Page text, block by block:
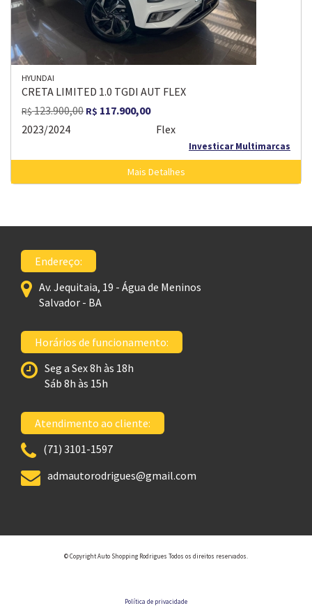
HYUNDAI
CRETA LIMITED 1.0 TGDI AUT FLEX
R$123.900,00 R$ 117.900,00
2023/2024
Flex
Investicar Multimarcas
Mais Detalhes
Endereço:
Av. Jequitaia, 19 - Água de Meninos
Salvador - BA
Horários de funcionamento:
Seg a Sex 8h às 18h
Sáb 8h às 15h
Atendimento ao cliente:
(71) 3101-1597
admautorodrigues@gmail.com
© Copyright Auto Shopping Rodrigues Todos os direitos reservados.
Política de privacidade